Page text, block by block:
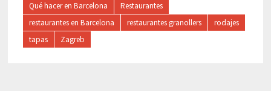
Qué hacer en Barcelona
Restaurantes
restaurantes en Barcelona
restaurantes granollers
rodajes
tapas
Zagreb